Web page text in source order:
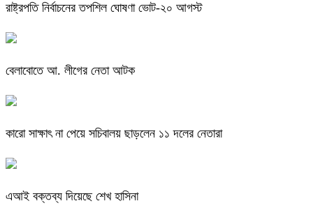
রাষ্ট্রপতি নির্বাচনের তপশিল ঘোষণা ভোট-২০ আগস্ট
বেলাবোতে আ. লীগের নেতা আটক
কারো সাক্ষাৎ না পেয়ে সচিবালয় ছাড়লেন ১১ দলের নেতারা
এআই বক্তব্য দিয়েছে শেখ হাসিনা